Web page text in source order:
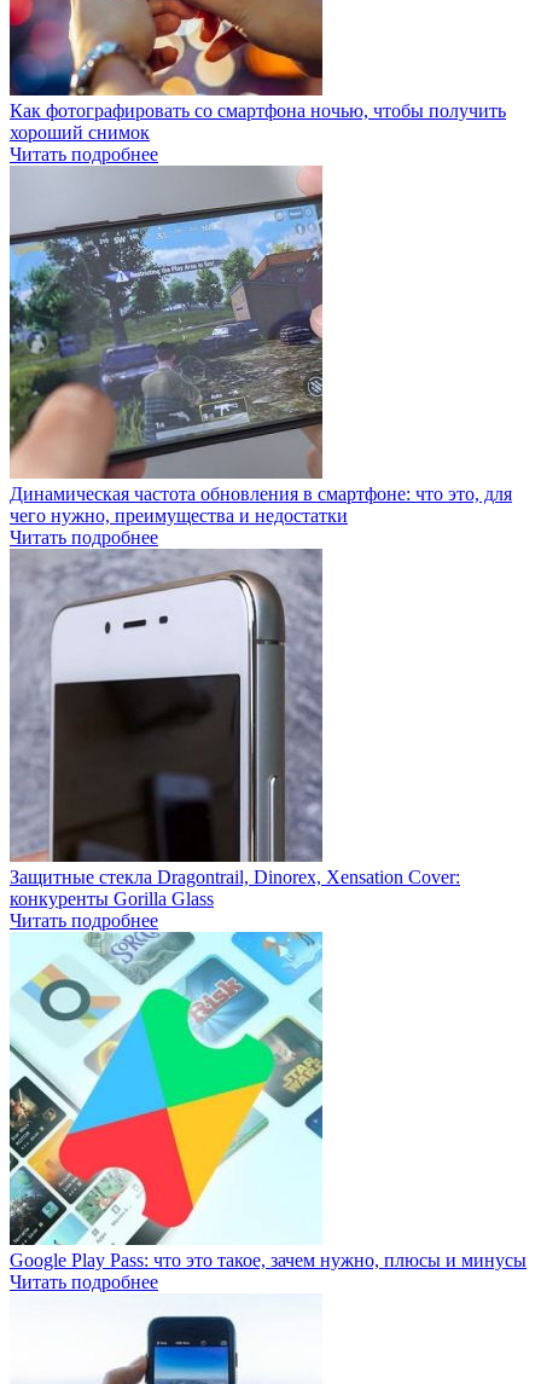
Как фотографировать со смартфона ночью, чтобы получить
хороший снимок
Читать подробнее
Динамическая частота обновления в смартфоне: что это, для
чего нужно, преимущества и недостатки
Читать подробнее
Защитные стекла Dragontrail, Dinorex, Xensation Cover:
конкуренты Gorilla Glass
Читать подробнее
Google Play Pass: что это такое, зачем нужно, плюсы и минусы
Читать подробнее